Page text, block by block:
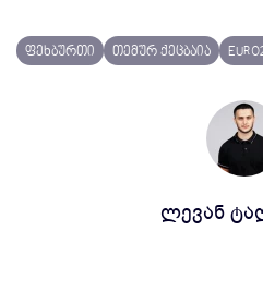
ფეხბურთი თემურ ქეცბაია
ლევან